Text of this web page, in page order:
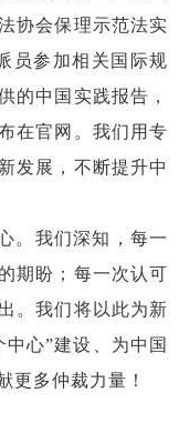
协会保理示范法实
员参加相关国际规
的中国实践报告，
在官网。我们用专
发展，不断提升中
。我们深知，每一
期盼；每一次认可
。我们将以此为新
中心”建设、为中国
更多仲裁力量！